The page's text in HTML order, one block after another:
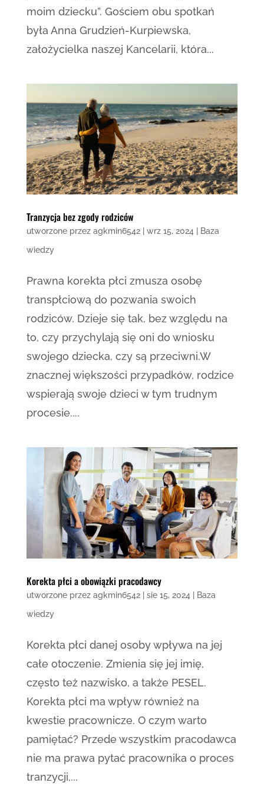
moim dziecku”. Gościem obu spotkań
była Anna Grudzień-Kurpiewska,
założycielka naszej Kancelarii, która...
Tranzycja bez zgody rodziców
utworzone przez agkmin6542| wrz 15, 2024|
Baza
wiedzy
Prawna korekta płci zmusza osobę
transpłciową do pozwania swoich
rodziców. Dzieje się tak, bez względu na
to, czy przychylają się oni do wniosku
swojego dziecka, czy są przeciwni.W
znacznej większości przypadków, rodzice
wspierają swoje dzieci w tym trudnym
procesie....
Korekta płci a obowiązki pracodawcy
utworzone przez agkmin6542| sie 15, 2024 | Baza
wiedzy
Korekta płci danej osoby wpływa na jej
całe otoczenie. Zmienia się jej imię,
często też nazwisko, a także PESEL.
Korekta płci ma wpływ również na
kwestie pracownicze. O czym warto
pamiętać? Przede wszystkim pracodawca
nie ma prawa pytać pracownika o proces
tranzycji,...